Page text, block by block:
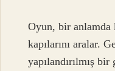
Oyun, bir anlamda
kapılarını aralar.
yapılandırılmış